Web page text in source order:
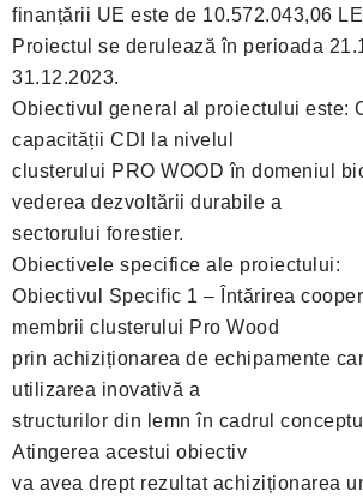
finanțării UE este de 10.572.043,06
Proiectul se derulează în perioada
31.12.2023.
Obiectivul general al proiectului este:
capacității CDI la nivelul
clusterului PRO WOOD în domeniul
vederea dezvoltării durabile a
sectorului forestier.
Obiectivele specifice ale proiectului:
Obiectivul Specific 1 – Întărirea
membrii clusterului Pro Wood
prin achiziționarea de echipamente
utilizarea inovativă a
structurilor din lemn în cadrul
Atingerea acestui obiectiv
va avea drept rezultat achiziționarea